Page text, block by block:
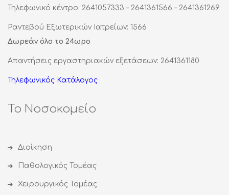
Τηλεφωνικό κέντρο: 2641057333 – 2641361566 – 2641361269
Ραντεβού Εξωτερικών Ιατρείων: 1566
Δωρεάν όλο το 24ωρο
Απαντήσεις εργαστηριακών εξετάσεων: 2641361180
Τηλεφωνικός Κατάλογος
Το Νοσοκομείο
Διοίκηση
Παθολογικός Τομέας
Χειρουργικός Τομέας